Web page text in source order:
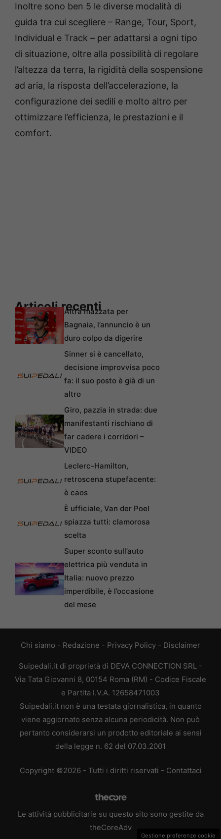
Inoltre sono ben 5 le diverse modalità di
guida tra cui scegliere – Range, Tour, Sport,
Individual e Track – per adattarsi a ogni tipo
di situazione, oltre alla possibilità di regolare
l’altezza da terra, la rigidità della sospensione
ad aria, la risposta dell’accelerazione, la
configurazione dei sedili e molto altro per
ottimizzare l’efficienza, le prestazioni e il
comfort.
Articoli recenti
Altra mazzata per
Bagnaia, l’annuncio è un
duro colpo da digerire
Sinner si è cancellato,
decisione improvvisa poco
fa: il suo posto è già di un
altro
Giro, pazzia in strada: due
manifestanti rischiano di
far cadere i corridori –
VIDEO
Leclerc-Hamilton,
retroscena stupefacente:
è caos
È ufficiale, Van der Poel
spiazza tutti: clamorosa
scelta
Super sconto sull’auto
elettrica più venduta in
Italia: nuovo prezzo
imperdibile, è l’occasione
del mese
Chi siamo - Redazione - Privacy Policy - Disclaimer
Suipedali.it di proprietà di DEVA CONNECTION SRL -
Via Tata Giovanni 8, 00154 Roma (RM) - Codice Fiscale
e Partita I.V.A. 12658471003
Suipedali.it non è una testata giornalistica, in quanto
viene aggiornato senza alcuna periodicità. Non può
pertanto considerarsi un prodotto editoriale ai sensi
della legge n. 62 del 07.03.2001
Copyright ©2026 - Tutti i diritti riservati - Contattaci
Le attività pubblicitarie su questo sito sono gestite da
theCoreAdv
Gestione preferenze cookie